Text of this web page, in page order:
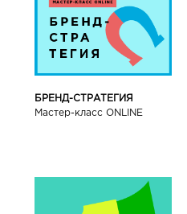
БРЕНД-СТРАТЕГИЯ
Мастер-класс ONLINE